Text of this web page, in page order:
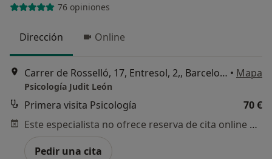
76 opiniones
Dirección Online
Carrer de Rosselló, 17, Entresol, 2,, Barcelona • Mapa
Psicología Judit León
Primera visita Psicología
70 €
Este especialista no ofrece reserva de cita online en esta dirección.
Pedir una cita